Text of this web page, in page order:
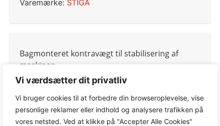
Vi værdsætter dit privatliv
Vi bruger cookies til at forbedre din browseroplevelse, vise
personlige reklamer eller indhold og analysere trafikken på
vores netsted. Ved at klikke på "Accepter Alle Cookies"
Varemærke: STIGA
Bagmonteret kontravægt til stabilisering af
maskinen.